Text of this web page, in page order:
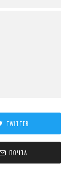
TWITTER
ПОЧТА